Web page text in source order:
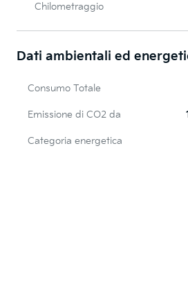
Chilometraggio
Dati ambientali ed
Consumo Totale
Emissione di CO2 da
Categoria energetica